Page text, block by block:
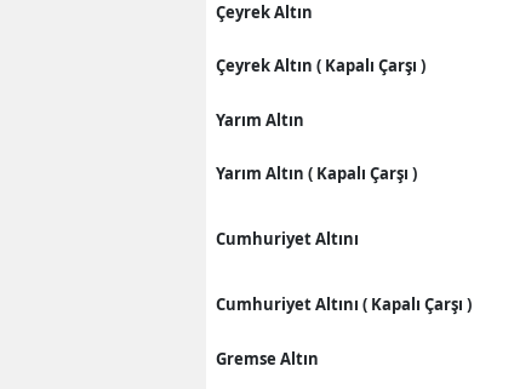
Çeyrek Altın
Çeyrek Altın ( Kapalı Çarşı )
Yarım Altın
Yarım Altın ( Kapalı Çarşı )
Cumhuriyet Altını
Cumhuriyet Altını ( Kapalı Çarşı )
Gremse Altın